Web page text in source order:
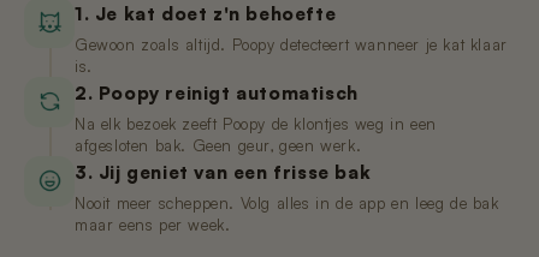
1. Je kat doet z'n behoefte
Gewoon zoals altijd. Poopy detecteert wanneer je kat klaar
is.
2. Poopy reinigt automatisch
Na elk bezoek zeeft Poopy de klontjes weg in een
afgesloten bak. Geen geur, geen werk.
3. Jij geniet van een frisse bak
Nooit meer scheppen. Volg alles in de app en leeg de bak
maar eens per week.